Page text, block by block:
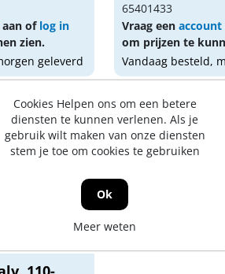
of log in
zien.
geleverd
65401433
Vraag eenaccount
om prijzen te
Vandaag besteld,
Cookies Helpen ons om een betere
diensten te kunnen verlenen. Als je
gebruik wilt maken van onze diensten
stem je toe om cookies te gebruiken
Ok
Meer weten